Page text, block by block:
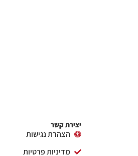
יצירת קשר
הצהרת נגישות
מדיניות פרטיות